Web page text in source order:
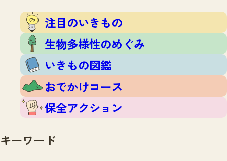
注目のいきもの
生物多様性のめぐみ
いきもの図鑑
おでかけコース
保全アクション
いきもの調査隊
調査レポート
調査レポートTOP
調査結果
ふくおかいきものマップ
マッチング
マッチングTOP
掲載申し込みフォーム
お問合せ
注目のいきもの
生物多様性のめぐみ
いきもの図鑑
おでかけコース
保全アクション
キーワード